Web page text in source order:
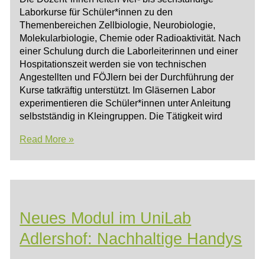
Laborkurse für Schüler*innen zu den
Themenbereichen Zellbiologie, Neurobiologie,
Molekularbiologie, Chemie oder Radioaktivität. Nach
einer Schulung durch die Laborleiterinnen und einer
Hospitationszeit werden sie von technischen
Angestellten und FÖJlern bei der Durchführung der
Kurse tatkräftig unterstützt. Im Gläsernen Labor
experimentieren die Schüler*innen unter Anleitung
selbstständig in Kleingruppen. Die Tätigkeit wird
Dozentinnen
gesucht
Read More »
Neues Modul im UniLab
Adlershof: Nachhaltige Handys